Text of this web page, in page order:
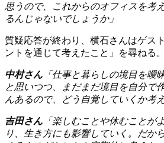
思うので、これからのオフィスを考
るんじゃないでしょうか」
質疑応答が終わり、横石さんはゲス
ントを通じて考えたこと」を尋ねる。
中村さん 「仕事と暮らしの境目を曖
と思いつつ、まだまだ境目を自分で
んあるので、どう自覚していくか考
吉田さん 「楽しむことや休むことが
り、生き方にも影響していく。だか